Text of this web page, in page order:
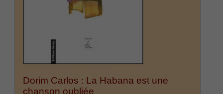
Dorim Carlos : La Habana est une
chanson oubliée